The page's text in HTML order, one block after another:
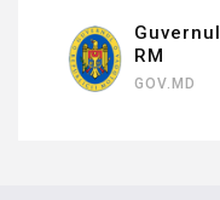
Guvernul
RM
GOV.MD